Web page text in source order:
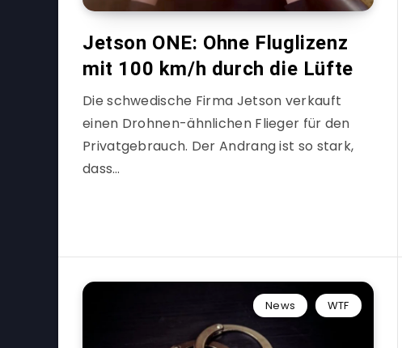
Jetson ONE: Ohne Fluglizenz
mit 100 km/h durch die Lüfte
Die schwedische Firma Jetson verkauft
einen Drohnen-ähnlichen Flieger für den
Privatgebrauch. Der Andrang ist so stark,
dass…
News WTF